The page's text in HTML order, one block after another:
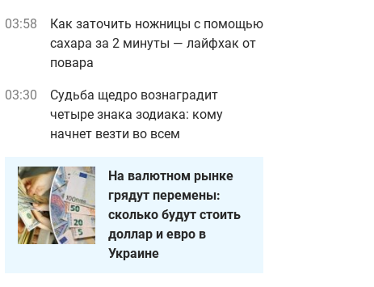
03:58
Как заточить ножницы с помощью
сахара за 2 минуты — лайфхак от
повара
03:30
Судьба щедро вознаградит
четыре знака зодиака: кому
начнет везти во всем
На валютном рынке
грядут перемены:
сколько будут стоить
доллар и евро в
Украине